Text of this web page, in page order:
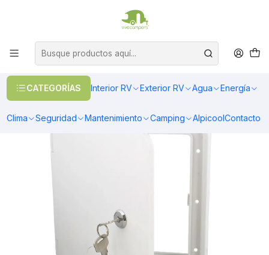
CATEGORÍAS Interior RV Exterior RV Agua Energía
Clima Seguridad Mantenimiento Camping AlpicoolContacto
OFERTAS EN CALEFACCIÓN DIESEL
Compuerta grande para cable tomacorriente exterior 30-50amp
220V